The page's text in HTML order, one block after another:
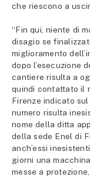
che riescono a
“Fin qui, niente di
disagio se
miglioramento
dopo l’esecuzione
cantiere risulta a
quindi contattato il
Firenze indicato
numero risulta
nome della ditta
della sede Enel di
anch’essi
giorni una
messe a